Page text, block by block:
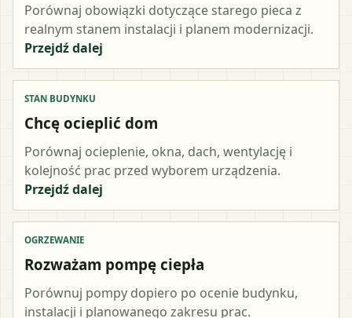
Porównaj obowiązki dotyczące starego pieca z
realnym stanem instalacji i planem modernizacji.
Przejdź dalej
STAN BUDYNKU
Chcę ocieplić dom
Porównaj ocieplenie, okna, dach, wentylację i
kolejność prac przed wyborem urządzenia.
Przejdź dalej
OGRZEWANIE
Rozważam pompę ciepła
Porównuj pompy dopiero po ocenie budynku,
instalacji i planowanego zakresu prac.